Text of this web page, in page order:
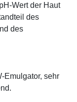
Wert der Haut
des
des
Emulgator, sehr